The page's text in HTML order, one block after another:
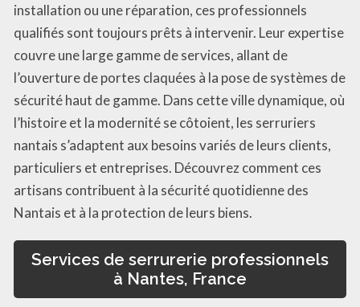
installation ou une réparation, ces professionnels
qualifiés sont toujours prêts à intervenir. Leur expertise
couvre une large gamme de services, allant de
l’ouverture de portes claquées à la pose de systèmes de
sécurité haut de gamme. Dans cette ville dynamique, où
l’histoire et la modernité se côtoient, les serruriers
nantais s’adaptent aux besoins variés de leurs clients,
particuliers et entreprises. Découvrez comment ces
artisans contribuent à la sécurité quotidienne des
Nantais et à la protection de leurs biens.
Services de serrurerie professionnels
à Nantes, France